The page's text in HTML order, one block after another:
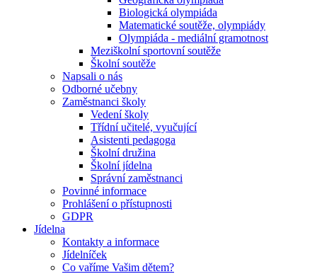
Biologická olympiáda
Matematické soutěže, olympiády
Olympiáda - mediální gramotnost
Meziškolní sportovní soutěže
Školní soutěže
Napsali o nás
Odborné učebny
Zaměstnanci školy
Vedení školy
Třídní učitelé, vyučující
Asistenti pedagoga
Školní družina
Školní jídelna
Správní zaměstnanci
Povinné informace
Prohlášení o přístupnosti
GDPR
Jídelna
Kontakty a informace
Jídelníček
Co vaříme Vašim dětem?